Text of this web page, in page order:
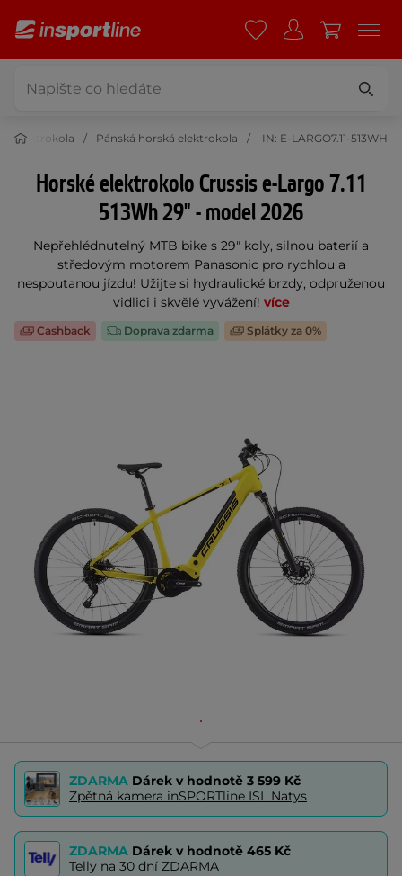
elektrokola Pánská horská elektrokola IN: E-LARGO7.11-513WH
Horské elektrokolo Crussis e-Largo 7.11
513Wh 29" - model 2026
Nepřehlédnutelný MTB bike s 29" koly, silnou baterií a
středovým motorem Panasonic pro rychlou a
nespoutanou jízdu! Užijte si hydraulické brzdy, odpruženou
vidlici i skvělé vyvážení! více
Cashback Doprava zdarma Splátky za 0%
ZDARMA Dárek v hodnotě 3 599 Kč
Zpětná kamera inSPORTline ISL Natys
ZDARMA Dárek v hodnotě 465 Kč
Telly na 30 dní ZDARMA